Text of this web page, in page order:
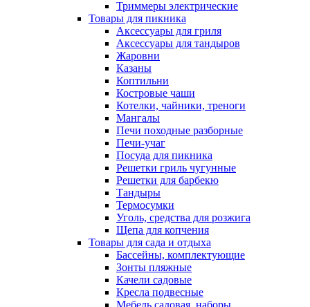
Триммеры электрические
Товары для пикника
Аксессуары для гриля
Аксессуары для тандыров
Жаровни
Казаны
Коптильни
Костровые чаши
Котелки, чайники, треноги
Мангалы
Печи походные разборные
Печи-учаг
Посуда для пикника
Решетки гриль чугунные
Решетки для барбекю
Тандыры
Термосумки
Уголь, средства для розжига
Щепа для копчения
Товары для сада и отдыха
Бассейны, комплектующие
Зонты пляжные
Качели садовые
Кресла подвесные
Мебель садовая, наборы